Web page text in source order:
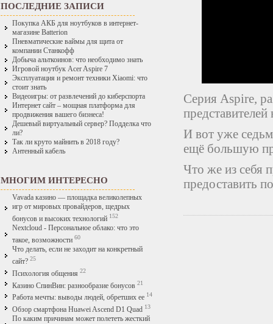
ПОСЛЕДНИЕ ЗАПИСИ
Покупка АКБ для ноутбуков в интернет-
магазине Batterion
Пневматические ваймы для щита от
компании Станкофф
Добыча альткоинов: что необходимо знать
Игровой ноутбук Acer Aspire 7
Эксплуатация и ремонт техники Xiaomi: что
стоит знать
Видеоигры: от развлечений до киберспорта
Интернет сайт – мощная платформа для
продвижения вашего бизнеса!
Дешевый виртуальный сервер? Подделка что
ли?
Так ли круто майнить в 2018 году?
Антенный кабель
МНОГИМ ИНТЕРЕСНО
Vavada казино — площадка великолепных
игр от мировых провайдеров, щедрых
бонусов и высоких технологий 152
Nextcloud - Персональное облако: что это
такое, возможности 60
Что делать, если не заходит на конкретный
сайт? 25
Психология общения 22
Казино СпинВин: разнообразие бонусов 21
Работа мечты: выводы людей, обретших ее 14
Обзор смартфона Huawei Ascend D1 Quad 13
По каким причинам может полететь жесткий
Серия Aspire,
представителей
И вот уже
ещё большую
Что же из себя
предоставить